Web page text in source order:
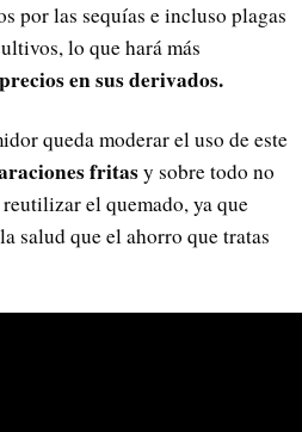
por las sequías e incluso plagas
lo que hará más
en sus derivados.
queda moderar el uso de este
fritasy sobre todo no
el quemado, ya que
salud que el ahorro que tratas